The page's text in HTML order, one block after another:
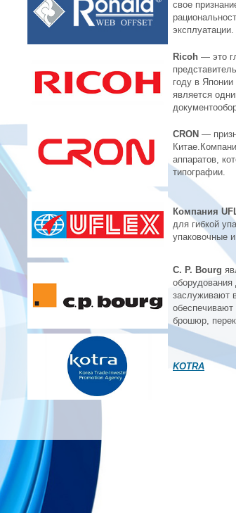
свое
эксплуатации.
Ricoh — это
году в
является
CRON —
аппаратов,
типографии.
Компания
для гибкой
упаковочные
C. P. Bourg
заслуживают
брошюр,
KOTRA